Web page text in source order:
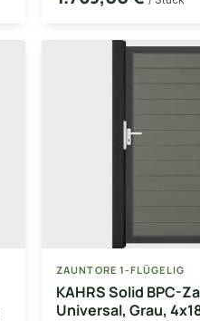
ZAUNTORE 1-FLÜGELIG
KAHRS Solid BPC-
Universal, Grau,